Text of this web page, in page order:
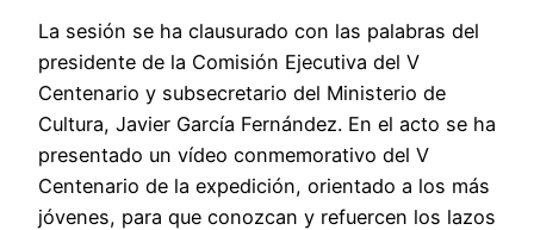
La sesión se ha clausurado con las palabras del
presidente de la Comisión Ejecutiva del V
Centenario y subsecretario del Ministerio de
Cultura, Javier García Fernández. En el acto se ha
presentado un vídeo conmemorativo del V
Centenario de la expedición, orientado a los más
jóvenes, para que conozcan y refuercen los lazos